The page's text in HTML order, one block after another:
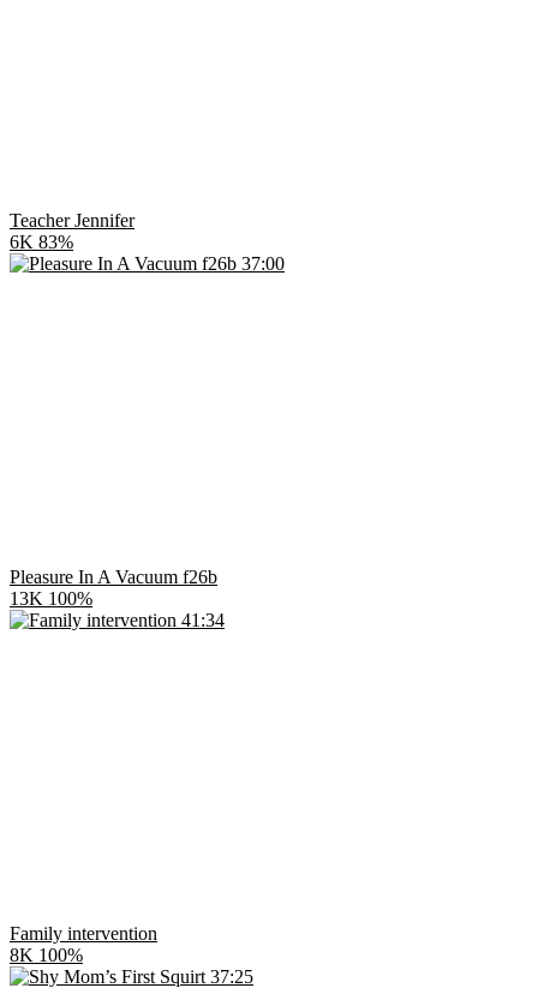
Teacher Jennifer
6K 83%
37:00
Pleasure In A Vacuum f26b
13K 100%
41:34
Family intervention
8K 100%
37:25